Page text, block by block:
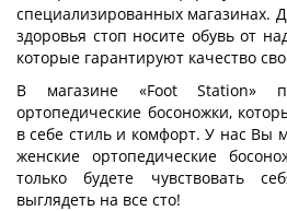
специализированных магазинах.
здоровья стоп носите обувь от
которые гарантируют качество
В магазине «Foot Station»
ортопедические босоножки,
в себе стиль и комфорт. У нас Вы
женские ортопедические
только будете чувствовать
выглядеть на все сто!